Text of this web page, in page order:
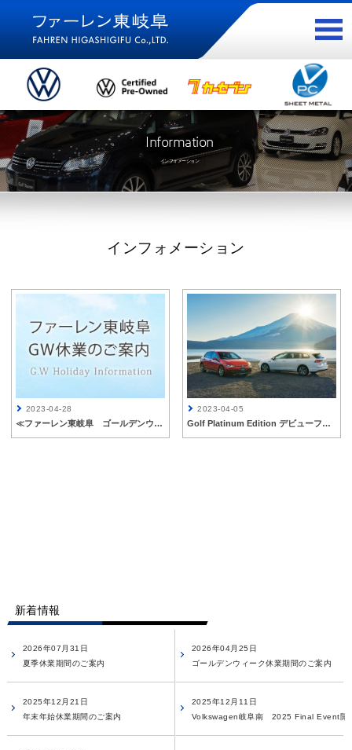
Information
インフォメーション
インフォメーション
2023-04-28
≪ファーレン東岐阜 ゴールデンウィーク休業日のご案内≫
2023-04-05
Golf Platinum Edition デビューフェア開催 4/8sat-16sun
新着情報
2026年07月31日
夏季休業期間のご案内
2026年04月25日
ゴールデンウィーク休業期間のご案内
2025年12月21日
年末年始休業期間のご案内
2025年12月11日
Volkswagen岐阜南 2025 Final Event開